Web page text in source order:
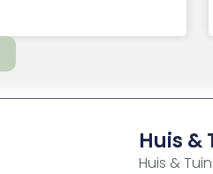
Huis &
Huis & Tuin